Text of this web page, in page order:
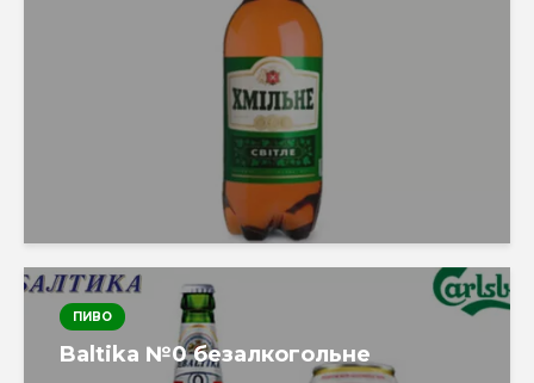
ПИВО
Baltika №0 безалкогольне